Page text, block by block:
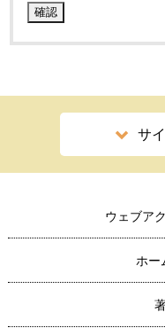
サ
ウェブア
ホー